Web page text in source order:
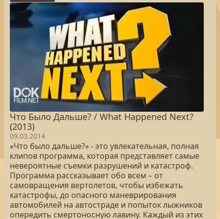
Что Было Дальше? / What Happened Next?
(2013)
09.03.2014
«Что было дальше?» - это увлекательная, полная
клипов программа, которая представляет самые
невероятные съемки разрушений и катастроф.
Программа рассказывает обо всем – от
самовращения вертолетов, чтобы избежать
катастрофы, до опасного маневрирования
автомобилей на автостраде и попыток лыжников
опередить смертоносную лавину. Каждый из этих